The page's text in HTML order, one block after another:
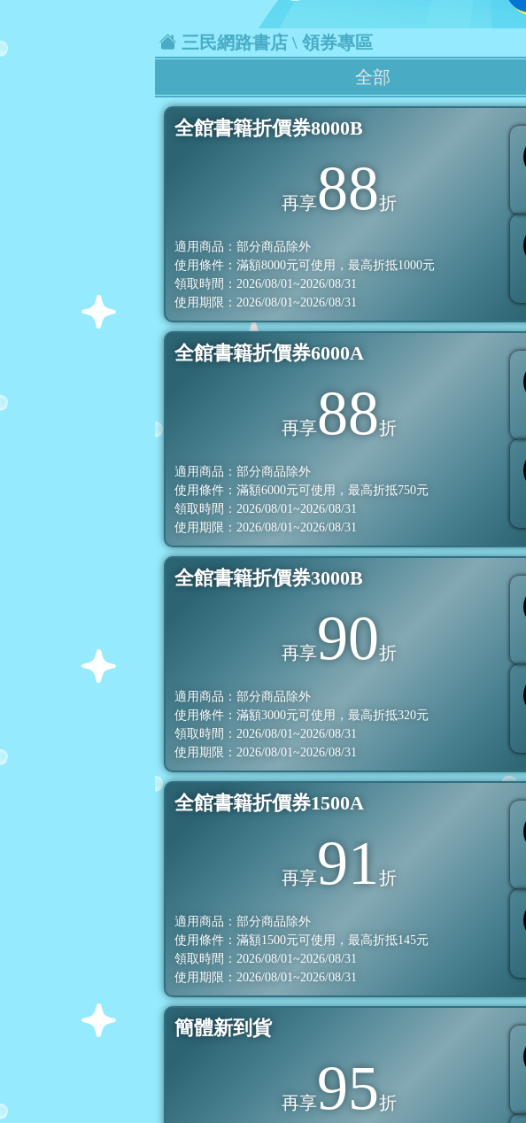
三民網路書店\ 領券專區
全部
全館書籍折價券8000B
再享88折
適用商品：部分商品除外
使用條件：滿額8000元可使用，最高折抵1000元
領取時間：2026/08/01~2026/08/31
使用期限：2026/08/01~2026/08/31
全館書籍折價券6000A
再享88折
適用商品：部分商品除外
使用條件：滿額6000元可使用，最高折抵750元
領取時間：2026/08/01~2026/08/31
使用期限：2026/08/01~2026/08/31
全館書籍折價券3000B
再享90折
適用商品：部分商品除外
使用條件：滿額3000元可使用，最高折抵320元
領取時間：2026/08/01~2026/08/31
使用期限：2026/08/01~2026/08/31
全館書籍折價券1500A
再享91折
適用商品：部分商品除外
使用條件：滿額1500元可使用，最高折抵145元
領取時間：2026/08/01~2026/08/31
使用期限：2026/08/01~2026/08/31
簡體新到貨
再享95折